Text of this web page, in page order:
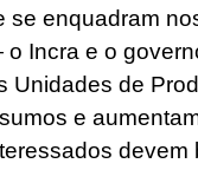
se enquadram
Incra e o
Unidades de
e
devem